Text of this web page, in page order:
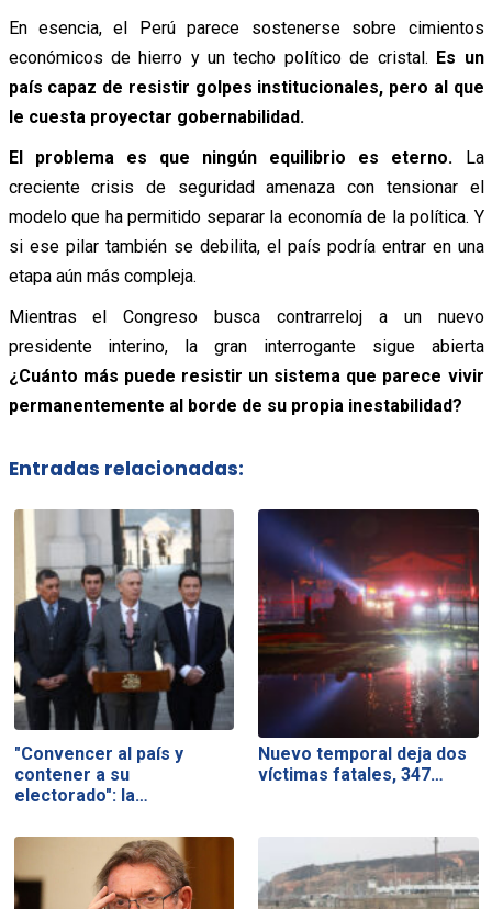
En esencia, el Perú parece sostenerse sobre cimientos
económicos de hierro y un techo político de cristal. Es un
país capaz de resistir golpes institucionales, pero al que
le cuesta proyectar gobernabilidad.
El problema es que ningún equilibrio es eterno. La
creciente crisis de seguridad amenaza con tensionar el
modelo que ha permitido separar la economía de la política. Y
si ese pilar también se debilita, el país podría entrar en una
etapa aún más compleja.
Mientras el Congreso busca contrarreloj a un nuevo
presidente interino, la gran interrogante sigue abierta
¿Cuánto más puede resistir un sistema que parece vivir
permanentemente al borde de su propia inestabilidad?
Entradas relacionadas:
"Convencer al país y
contener a su
electorado": la…
Nuevo temporal deja dos
víctimas fatales, 347…